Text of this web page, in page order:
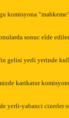
komisyona
sonuc elde
gelisi yerli yerinde
karikatur
yerli-yabanci cizerler